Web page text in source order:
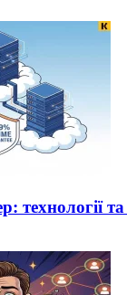
технології